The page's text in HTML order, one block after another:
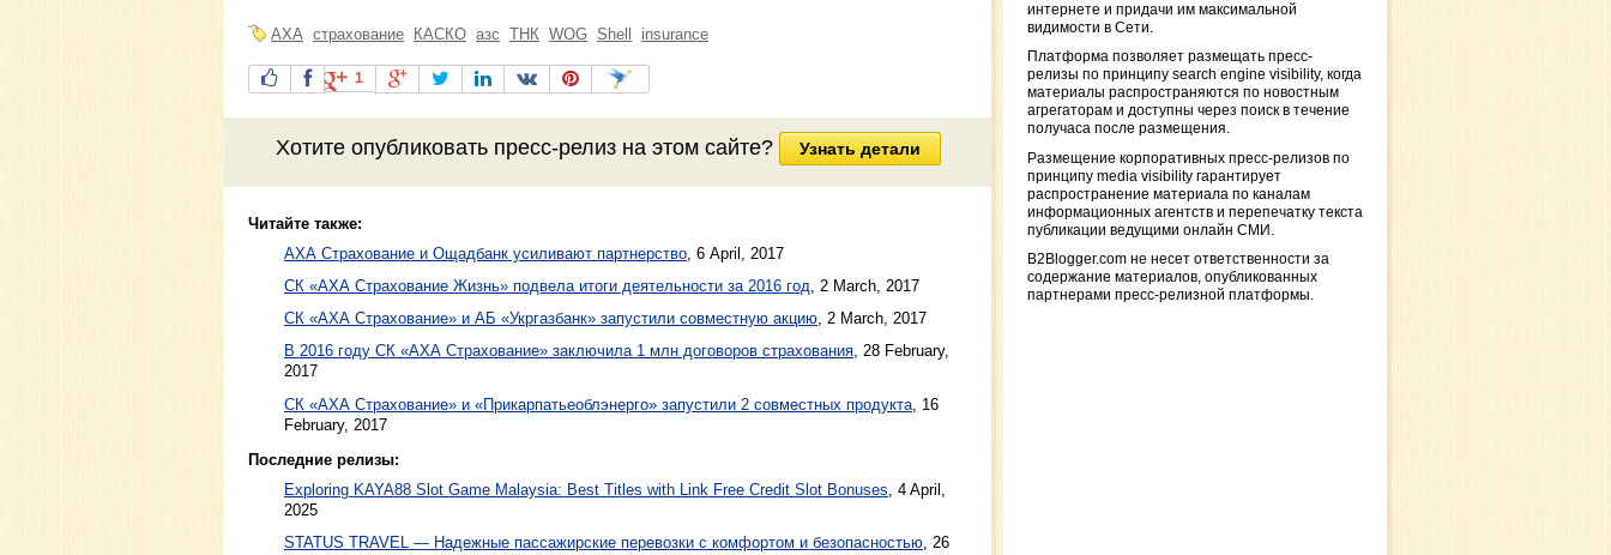
АХА страхование КАСКО азс ТНК WOG Shell insurance
1
Хотите опубликовать пресс-релизна этом сайте? Узнать детали
Читайте также:
АХА Страхование и Ощадбанк усиливают партнерство 6 April, 2017
СК «АХА Страхование Жизнь» подвела итоги деятельности за 2016 год
2 March, 2017
СК «АХА Страхование» и АБ «Укргазбанк» запустили совместную акцию, 2 March, 2017
В 2016 году СК «АХА Страхование» заключила 1 млн договоров страхования, 28 February,
2017
СК «АХА Страхование» и «Прикарпатьеоблэнерго» запустили 2 совместных продукта 16
February, 2017
Последние релизы:
Exploring KAYA88 Slot Game Malaysia: Best Titles with Link Free Credit Slot Bonuses , 4 April,
2025
STATUS TRAVEL — Надежные пассажирские перевозки с комфортом и безопасностью, 26
интернете и придачи им максимальной
видимости в Сети.
Платформа позволяет размещать пресс-
релизы по принципу search engine visibility, когда
материалы распространяются по новостным
агрегаторам и доступны через поиск в течение
получаса после размещения.
Размещение корпоративных пресс-релизов по
принципу media visibility гарантирует
распространение материала по каналам
информационных агентств и перепечатку текста
публикации ведущими онлайн СМИ.
B2Blogger.com не несет ответственности за
содержание материалов, опубликованных
партнерами пресс-релизной платформы.